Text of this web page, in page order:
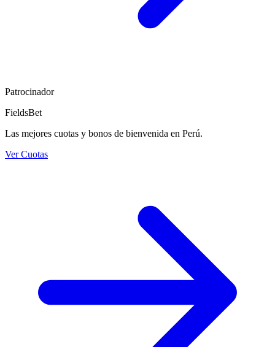
Patrocinador
FieldsBet
Las mejores cuotas y bonos de bienvenida en Perú.
Ver Cuotas